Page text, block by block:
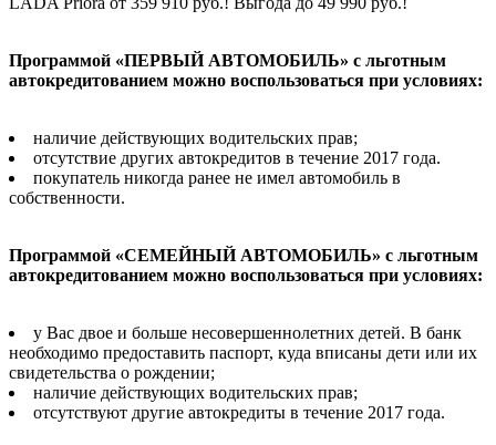
Программой «ПЕРВЫЙ АВТОМОБИЛЬ» с льготным
автокредитованием можно воспользоваться при условиях:
наличие действующих водительских прав;
отсутствие других автокредитов в течение 2017 года.
покупатель никогда ранее не имел автомобиль в
собственности.
Программой «СЕМЕЙНЫЙ АВТОМОБИЛЬ» с льготным
автокредитованием можно воспользоваться при условиях:
у Вас двое и больше несовершеннолетних детей. В банк
необходимо предоставить паспорт, куда вписаны дети или их
свидетельства о рождении;
наличие действующих водительских прав;
отсутствуют другие автокредиты в течение 2017 года.